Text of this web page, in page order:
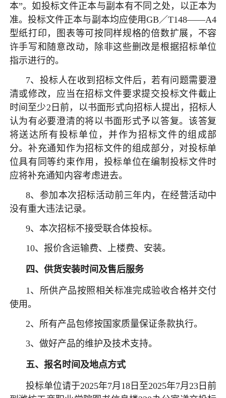
本”。如投标文件正本与副本有不同之处，以正本为
准。投标文件正本与副本均应使用GB／T148——A4
型纸打印，图表等可按同样规格的倍数扩展，不容
许手写和随意改动，除非这些删改是根据招标单位
指示进行的。
7、投标人在收到招标文件后，若有问题需要澄
清或修改，应当在招标文件要求提交投标文件截止
时间至少2日前，以书面形式向招标人提出，招标人
认为有必要澄清的将以书面形式予以答复。该答复
将送达所有投标单位，并作为招标文件的组成部
分。补充通知作为招标文件的组成部分，对投标单
位具有同等约束作用，投标单位在编制投标文件时
应将补充通知内容考虑进去。
8、参加本次招标活动前三年内，在经营活动中
没有重大违法记录。
9、本次招标不接受联合体投标。
10、报价含运输费、上楼费、安装。
四 、供货安装时间及售后服务
1、所供产品按照相关标准完成验收合格并交付
使用。
2、所有产品包修按国家质量保证条款执行。
3、做好产品的维护及技术支持。
五、报名时间及地点方式
投标单位请于2025年7月18日至2025年7月23日前